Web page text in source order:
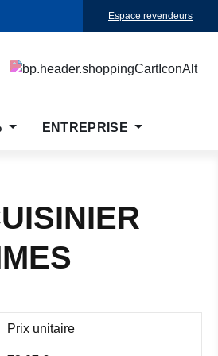
Espace revendeurs
ENTREPRISE
Prix unitaire